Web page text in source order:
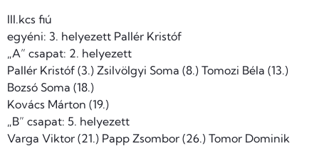
III.kcs fiú
egyéni: 3. helyezett Pallér Kristóf
„A” csapat: 2. helyezett
Pallér Kristóf (3.) Zsilvölgyi Soma (8.) Tomozi Béla (13.)
Bozsó Soma (18.)
Kovács Márton (19.)
„B” csapat: 5. helyezett
Varga Viktor (21.) Papp Zsombor (26.) Tomor Dominik